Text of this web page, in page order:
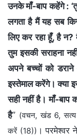
उनके माँ-बाप कहेंगे :
लगता है मैं यह सब
लिए कर रहा हूँ, है
तुम इसकी सराहना
अपने बच्चों को
इस्तेमाल करेंगे। क्या
सही नहीं है। माँ-बाप
है” (वचन, खंड 6,
करें (18)) । परमेश्वर